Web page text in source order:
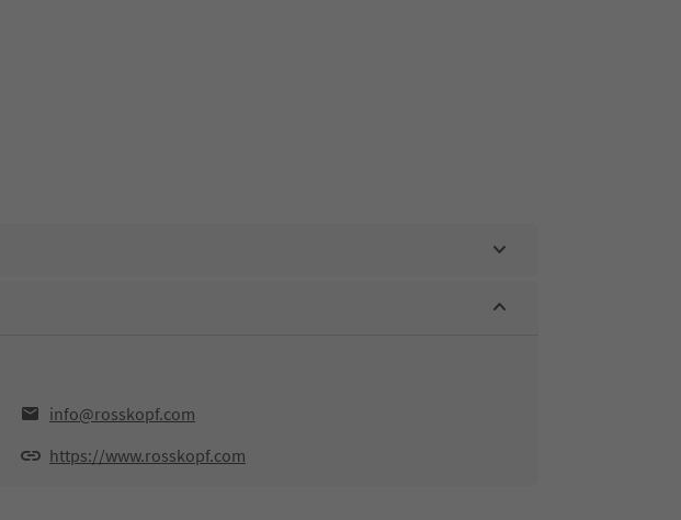
info@rosskopf.com
https://www.rosskopf.com